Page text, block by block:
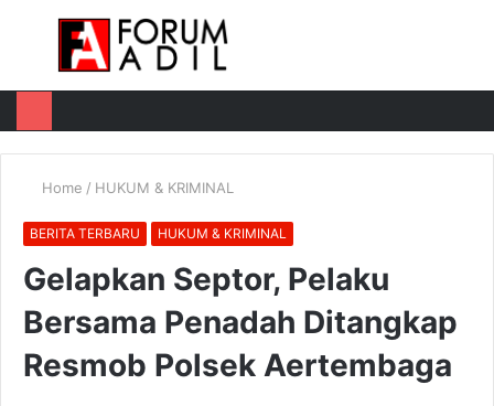
Menu
Home / HUKUM & KRIMINAL
BERITA TERBARU HUKUM & KRIMINAL
Gelapkan Septor, Pelaku
Bersama Penadah Ditangkap
Resmob Polsek Aertembaga